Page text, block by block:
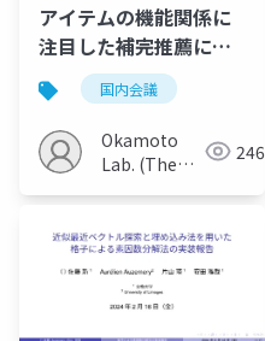
アイテムの機能関係に
注目した補完推薦に関
する検討国内会議
Okamoto
Lab. (The
Communications)
246